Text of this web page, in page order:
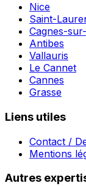
Nice
Saint-
Cagnes-
Antibes
Vallauris
Le Cannet
Cannes
Grasse
Liens utiles
Contact /
Mentions
Autres